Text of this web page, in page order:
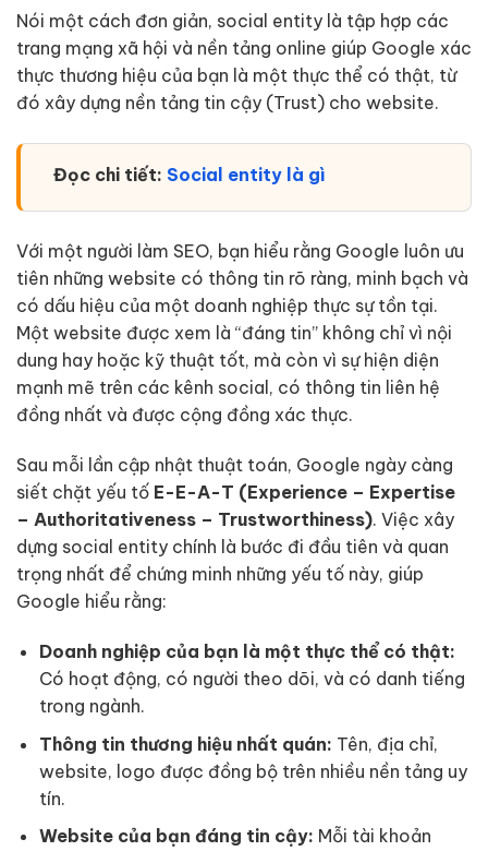
Nói một cách đơn giản, social entity là tập hợp các
trang mạng xã hội và nền tảng online giúp Google xác
thực thương hiệu của bạn là một thực thể có thật, từ
đó xây dựng nền tảng tin cậy (Trust) cho website.
Đọc chi tiết: Social entity là gì
Với một người làm SEO, bạn hiểu rằng Google luôn ưu
tiên những website có thông tin rõ ràng, minh bạch và
có dấu hiệu của một doanh nghiệp thực sự tồn tại.
Một website được xem là “đáng tin” không chỉ vì nội
dung hay hoặc kỹ thuật tốt, mà còn vì sự hiện diện
mạnh mẽ trên các kênh social, có thông tin liên hệ
đồng nhất và được cộng đồng xác thực.
Sau mỗi lần cập nhật thuật toán, Google ngày càng
siết chặt yếu tố E-E-A-T (Experience – Expertise
– Authoritativeness – Trustworthiness). Việc xây
dựng social entity chính là bước đi đầu tiên và quan
trọng nhất để chứng minh những yếu tố này, giúp
Google hiểu rằng:
Doanh nghiệp của bạn là một thực thể có thật:
Có hoạt động, có người theo dõi, và có danh tiếng
trong ngành.
Thông tin thương hiệu nhất quán: Tên, địa chỉ,
website, logo được đồng bộ trên nhiều nền tảng uy
tín.
Website của bạn đáng tin cậy: Mỗi tài khoản